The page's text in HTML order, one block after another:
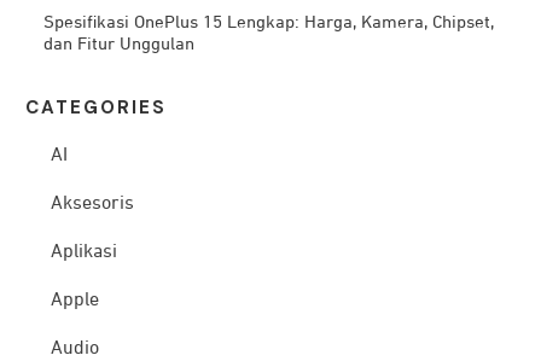
Spesifikasi OnePlus 15 Lengkap: Harga, Kamera, Chipset,
dan Fitur Unggulan
CATEG ORIES
AI
Aksesoris
Aplikasi
Apple
Audio